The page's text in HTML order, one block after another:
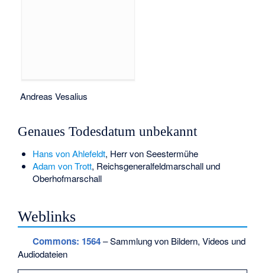
Andreas Vesalius
Genaues Todesdatum unbekannt
Hans von Ahlefeldt, Herr von Seestermühe
Adam von Trott, Reichsgeneralfeldmarschall und
Oberhofmarschall
Weblinks
Commons: 1564– Sammlung von Bildern, Videos und
Audiodateien